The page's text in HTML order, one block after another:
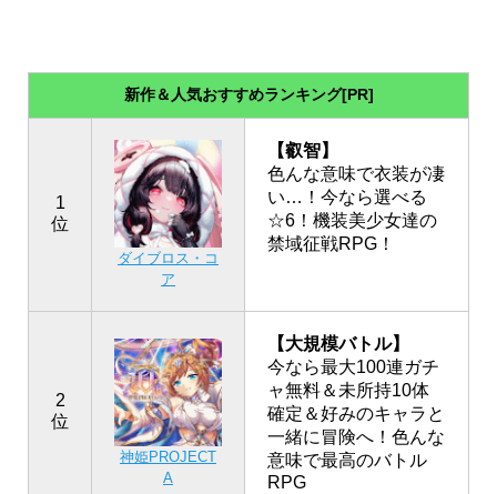
新作＆人気おすすめランキング[PR]
1
位
ダイブロス・コ
ア
【叡智】
色んな意味で衣装が凄
い…！今なら選べる
☆6！機装美少女達の
禁域征戦RPG！
2
位
神姫PROJECT
A
【大規模バトル】
今なら最大100連ガチ
ャ無料＆未所持10体
確定＆好みのキャラと
一緒に冒険へ！色んな
意味で最高のバトル
RPG